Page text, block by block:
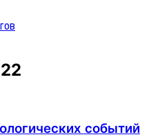
событий